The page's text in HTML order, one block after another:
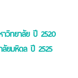
ทยาลัย ปี 2520
ยมหิดล ปี 2525